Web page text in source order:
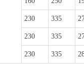
230 335
230 335
230 335